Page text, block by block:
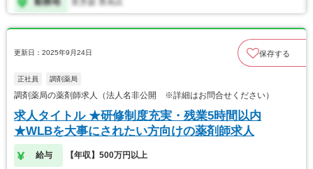
更新日：2025年9月24日 保存する
正社員 調剤薬局
調剤薬局の薬剤師求人（法人名非公開 ※詳細はお問合せください）
求人タイトル ★研修制度充実・残業5時間以内
★WLBを大事にされたい方向けの薬剤師求人
給与 【年収】500万円以上